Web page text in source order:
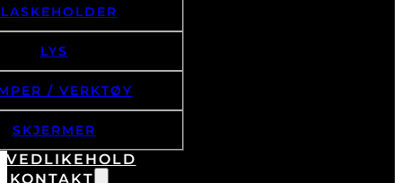
LYS
/ VERKTØY
SKJERMER
VEDLIKEHOLD
KONTAKT